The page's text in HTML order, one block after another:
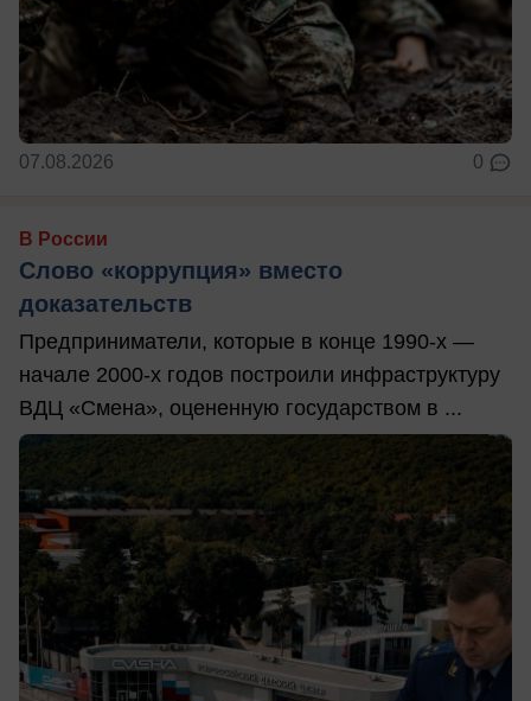
07.08.2026 0
В России
Слово «коррупция» вместо
доказательств
Предприниматели, которые в конце 1990-х —
начале 2000-х годов построили инфраструктуру
ВДЦ «Смена», оцененную государством в ...